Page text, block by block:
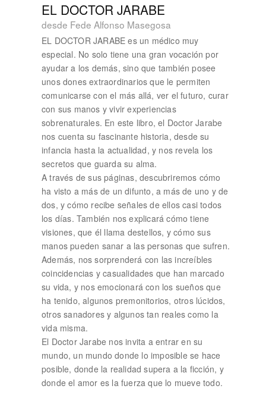
EL DOCTOR JARABE
desde Fede Alfonso Masegosa
EL DOCTOR JARABE es un médico muy
especial. No solo tiene una gran vocación por
ayudar a los demás, sino que también posee
unos dones extraordinarios que le permiten
comunicarse con el más allá, ver el futuro, curar
con sus manos y vivir experiencias
sobrenaturales. En este libro, el Doctor Jarabe
nos cuenta su fascinante historia, desde su
infancia hasta la actualidad, y nos revela los
secretos que guarda su alma.
A través de sus páginas, descubriremos cómo
ha visto a más de un difunto, a más de uno y de
dos, y cómo recibe señales de ellos casi todos
los días. También nos explicará cómo tiene
visiones, que él llama destellos, y cómo sus
manos pueden sanar a las personas que sufren.
Además, nos sorprenderá con las increíbles
coincidencias y casualidades que han marcado
su vida, y nos emocionará con los sueños que
ha tenido, algunos premonitorios, otros lúcidos,
otros sanadores y algunos tan reales como la
vida misma.
El Doctor Jarabe nos invita a entrar en su
mundo, un mundo donde lo imposible se hace
posible, donde la realidad supera a la ficción, y
donde el amor es la fuerza que lo mueve todo.